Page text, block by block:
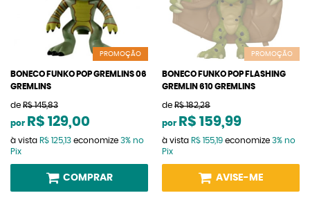
PROMOÇÃO
BONECO FUNKO POP GREMLINS 06
GREMLINS
de R$ 145,83
por R$ 129,00
à vista R$ 125,13 economize 3% no
Pix
COMPRAR
PROMOÇÃO
BONECO FUNKO POP FLASHING
GREMLIN 610 GREMLINS
de R$ 182,28
por R$ 159,99
à vista R$ 155,19 economize 3% no
Pix
AVISE-ME